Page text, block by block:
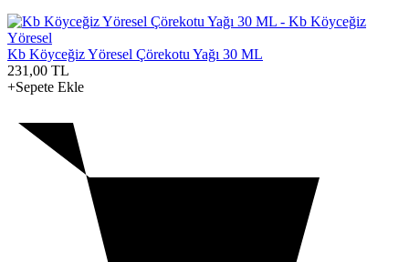
Kb Köyceğiz Yöresel Çörekotu Yağı 30 ML
231,00 TL
+Sepete Ekle